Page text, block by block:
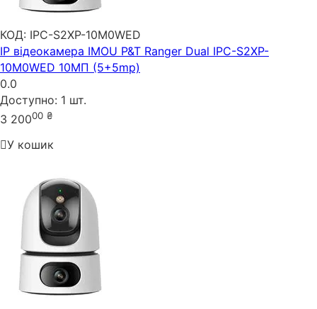
КОД: IPC-S2XP-10M0WED
IP відеокамера IMOU P&T Ranger Dual IPC-S2XP-
10M0WED 10МП (5+5mp)
0.0
Доступно: 1 шт.
3 20000 ₴
У кошик